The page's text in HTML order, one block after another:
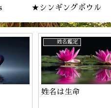
★シンギングボウル
姓名鑑定
姓名は生命